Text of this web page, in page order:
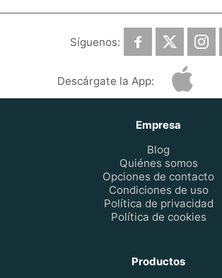
Síguenos:
Descárgate la App:
Empresa
Blog
Quiénes somos
Opciones de contacto
Condiciones de uso
Política de privacidad
Política de cookies
Productos